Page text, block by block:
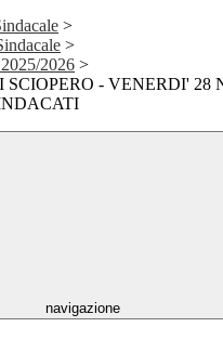
>
>
2026 >
- VENERDI' 28
navigazione